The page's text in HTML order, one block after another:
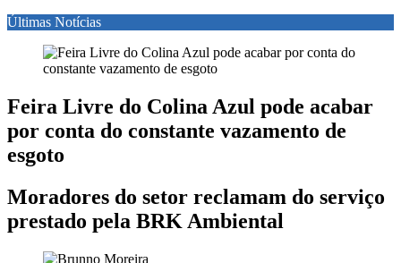
Últimas Notícias
Feira Livre do Colina Azul pode acabar
por conta do constante vazamento de
esgoto
Moradores do setor reclamam do serviço
prestado pela BRK Ambiental